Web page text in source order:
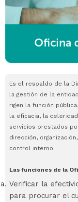
Es el respaldo de la
la gestión de la
rigen la función
la eficacia, la
servicios prestados
dirección,
control interno.
Las funciones de la
Verificar la
para procurar el